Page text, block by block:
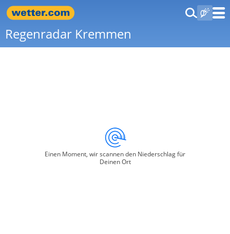
Regenradar Kremmen
Einen Moment, wir scannen den Niederschlag für
Deinen Ort